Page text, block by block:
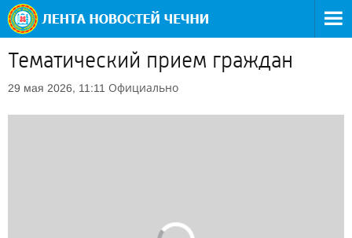
Тематический прием граждан
29 мая 2026, 11:11 Официально